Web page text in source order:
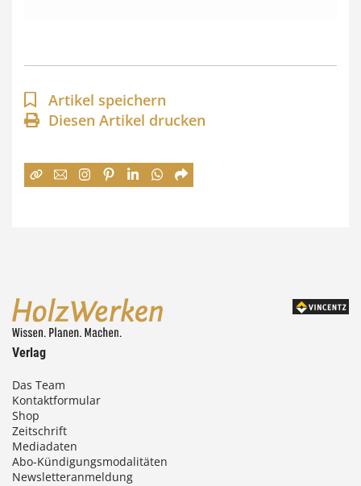
p
a
n
e
0
Artikel speichern
Diesen Artikel drucken
Verlag
Das Team
Kontaktformular
Shop
Zeitschrift
Mediadaten
Abo-Kündigungsmodalitäten
Newsletteranmeldung